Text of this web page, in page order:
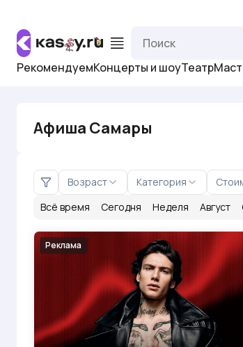
РекомендуемКонцерты и шоуТеатр
Афиша Самары
Возраст Категория
Всё время
Сегодня Неделя Август
Реклама